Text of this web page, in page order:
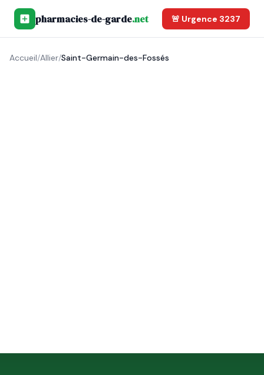
pharmacies-de-garde.net 🚨 Urgence 3237
Accueil/Allier/Saint-Germain-des-Fossés